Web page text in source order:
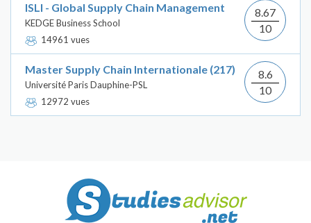
ISLI - Global Supply Chain Management
KEDGE Business School
14961 vues
8.67
10
Master Supply Chain Internationale (217)
Université Paris Dauphine-PSL
12972 vues
8.6
10